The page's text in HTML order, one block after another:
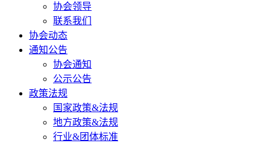
协会领导
联系我们
协会动态
通知公告
协会通知
公示公告
政策法规
国家政策&法规
地方政策&法规
行业&团体标准